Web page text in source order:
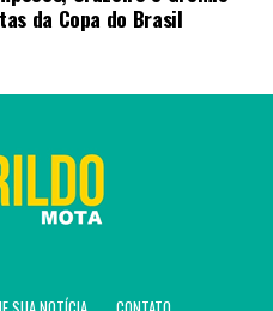
da Copa do Brasil